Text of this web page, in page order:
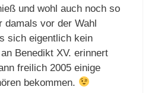
und wohl auch noch so
damals vor der Wahl
sich eigentlich kein
Benedikt XV. erinnert
freilich 2005 einige
bekommen.